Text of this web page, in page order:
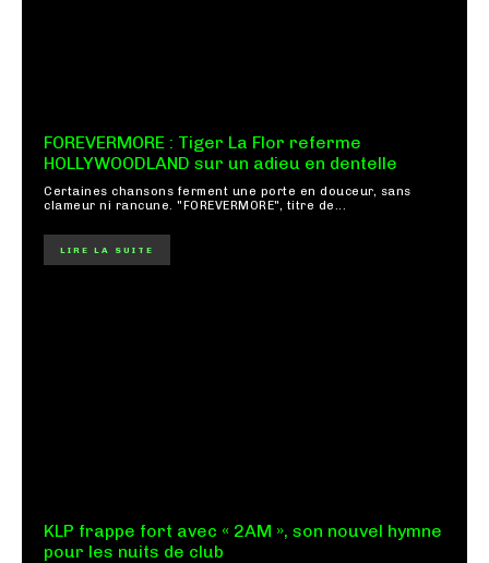
FOREVERMORE : Tiger La Flor referme
HOLLYWOODLAND sur un adieu en dentelle
Certaines chansons ferment une porte en douceur, sans
clameur ni rancune. "FOREVERMORE", titre de...
LIRE LA SUITE
KLP frappe fort avec « 2AM », son nouvel hymne
pour les nuits de club